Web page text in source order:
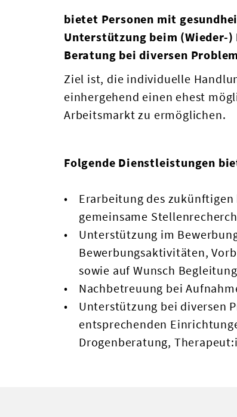
bietet Personen mit
Unterstützung beim (Wieder-
Beratung bei diversen
Ziel ist, die individuelle
einhergehend einen ehest
Arbeitsmarkt zu ermöglichen.
Folgende Dienstleistungen
Erarbeitung des
gemeinsame
Unterstützung im
Bewerbungsaktivitäten,
sowie auf Wunsch
Nachbetreuung bei
Unterstützung bei diversen
entsprechenden
Drogenberatung,